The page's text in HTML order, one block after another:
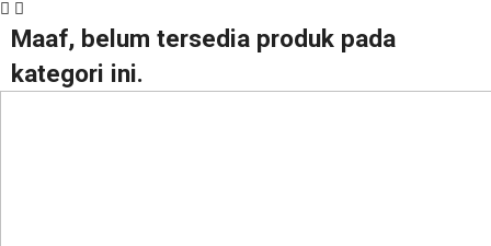
Maaf, belum tersedia produk pada
kategori ini.